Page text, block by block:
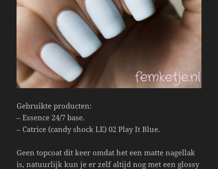
Gebruikte producten:
– Essence 24/7 base.
– Catrice (candy shock LE) 02 Play It Blue.
Geen topcoat dit keer omdat het een matte nagellak
is, natuurlijk kun je er zelf altijd nog met een glossy